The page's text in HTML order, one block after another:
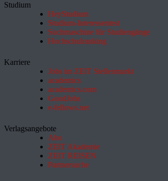
Studium
HeyStudium
Studium-Interessentest
Suchmaschine für Studiengänge
Hochschulranking
Karriere
Jobs im ZEIT Stellenmarkt
academics
academics.com
GoodJobs
e-fellows.net
Verlagsangebote
Abo
ZEIT Akademie
ZEIT REISEN
Partnersuche